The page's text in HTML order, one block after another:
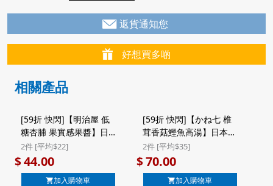
返貨通知您
好想買多啲
相關產品
[59折 快閃]【明治屋 低
糖杏脯 果實感果醬】日
本 明治屋 低糖果實感 杏
脯果醬 150g (748)
($44/2件)
2件 [平均$22]
$44.00
加入購物車
[59折 快閃]【かね七 椎
茸香菇鰹魚高湯】日本
かね七 輕便裝 椎茸香菇
鰹魚 高湯調味粉 (50包)
($70/2件)
2件 [平均$35]
$70.00
加入購物車